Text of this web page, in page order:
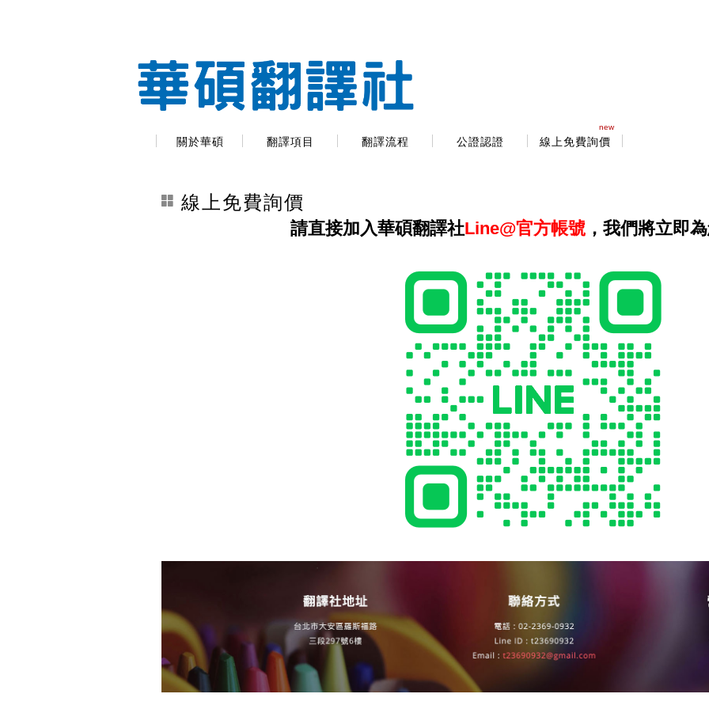
關於華碩 翻譯項目 翻譯流程 公證認證
new
線上免費詢價
線上免費詢價
請直接加入華碩翻譯社Line@官方帳號，我們將立即為